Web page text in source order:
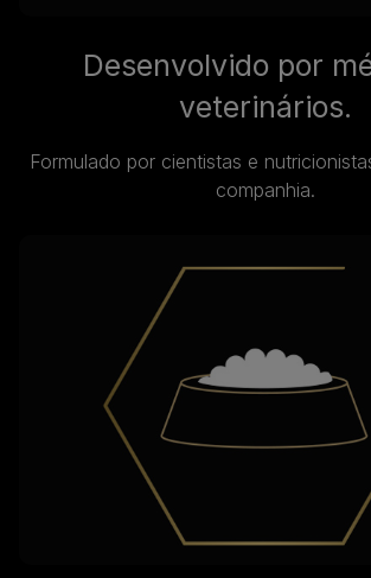
Desenvolvido por
veterinários.
Formulado por cientistas e
companhia.